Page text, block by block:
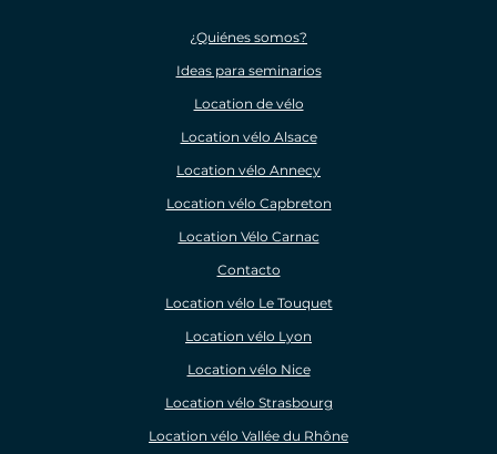
¿Quiénes somos?
Ideas para seminarios
Location de vélo
Location vélo Alsace
Location vélo Annecy
Location vélo Capbreton
Location Vélo Carnac
Contacto
Location vélo Le Touquet
Location vélo Lyon
Location vélo Nice
Location vélo Strasbourg
Location vélo Vallée du Rhône